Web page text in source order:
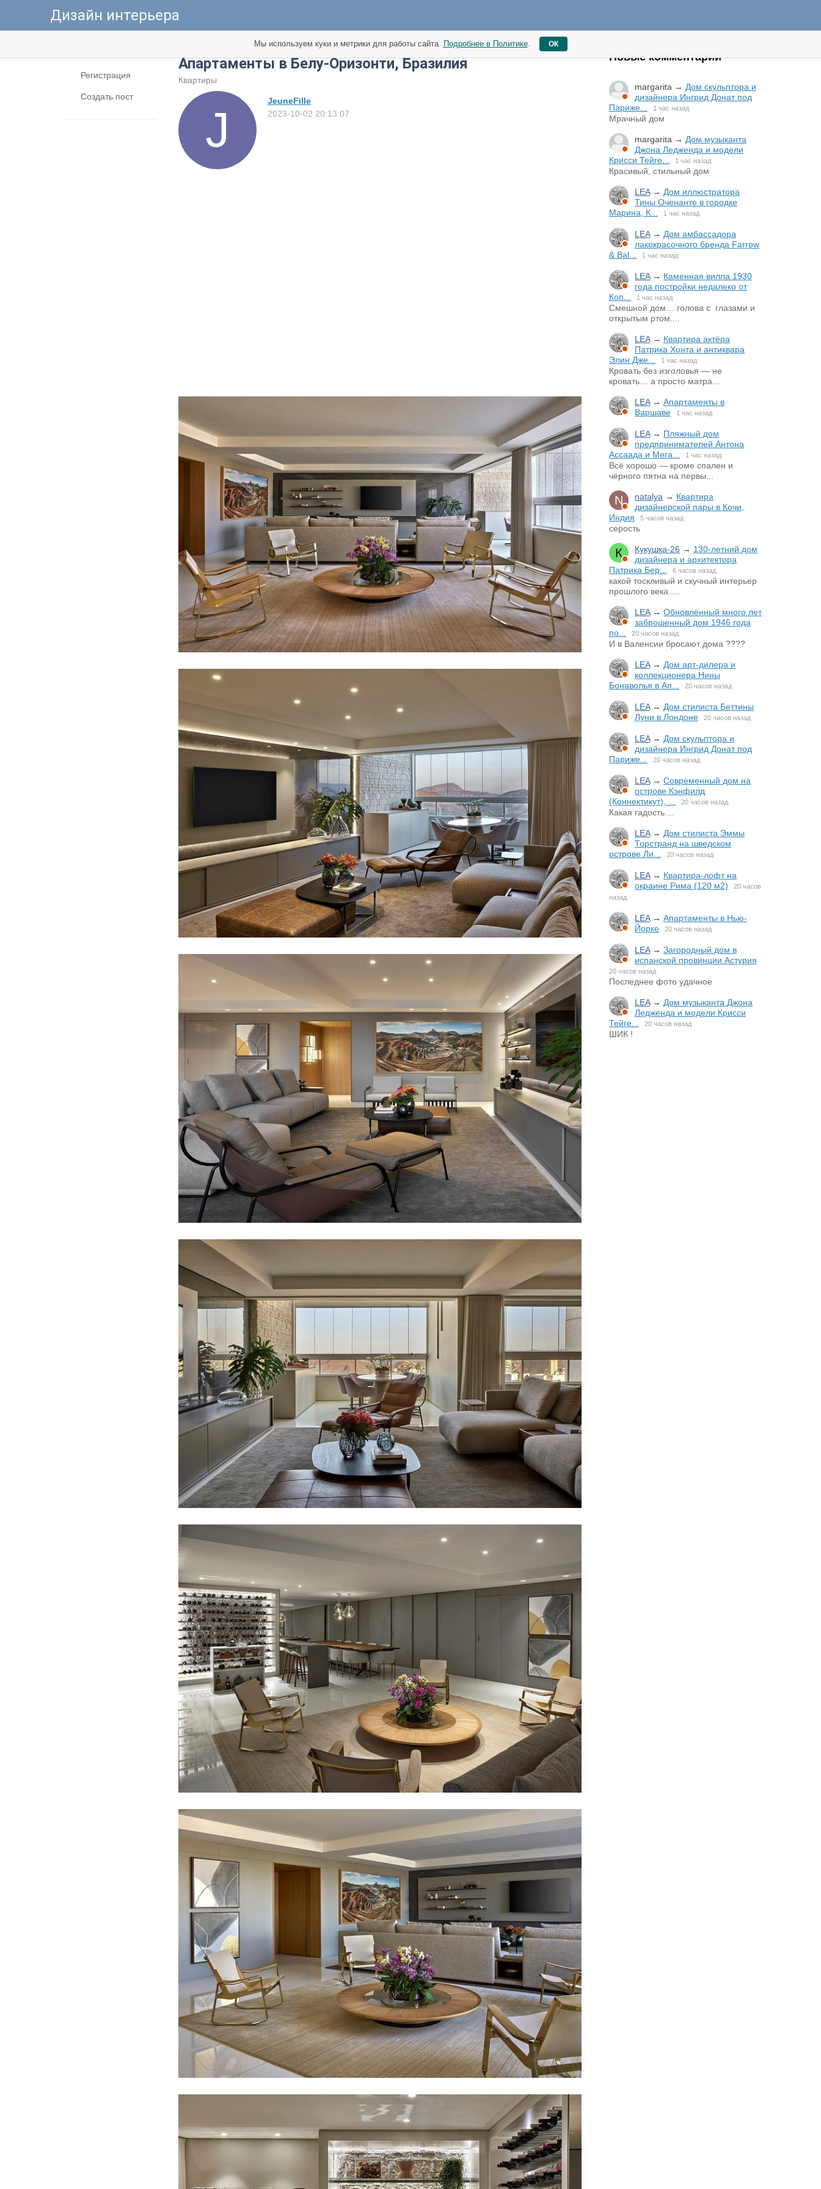
Дизайн интерьера
Регистрация
Создать пост
Новые комментарии
margarita → Дом скульптора и
дизайнера Ингрид Донат под
Париже...
1 час назад
Мрачный дом
margarita → Дом музыканта
Джона Ледженда и модели
Крисси Тейге...
1 час назад
Красивый, стильный дом
LEA→ Дом иллюстратора
Тины Оченанте в городке
Марина, К...
1 час назад
LEA→ Дом амбассадора
лакокрасочного бренда Farrow
& Bal...
1 час назад
LEA→ Каменная вилла 1930
года постройки недалеко от
Коп...
1 час назад
Смешной дом… голова с глазами и
открытым ртом....
LEA→ Квартира актёра
Патрика Хонта и антиквара
Элин Дже...
1 час назад
Кровать без изголовья — не
кровать… а просто матра...
LEA→ Апартаменты в
Варшаве
1 час назад
LEA→ Пляжный дом
предпринимателей Антона
Ассаада и Мега...
1 час назад
Всё хорошо — кроме спален и
чёрного пятна на первы...
natalya → Квартира
дизайнерской пары в Кочи,
Индия
5 часов назад
серость
Кукушка-26 → 130-летний дом
дизайнера и архитектора
Патрика Бер...
6 часов назад
какой тоскливый и скучный интерьер
прошлого века.....
LEA→ Обновлённый много лет
заброшенный дом 1946 года
по...
20 часов назад
И в Валенсии бросают дома ????
LEA→ Дом арт-дилера и
коллекционера Нины
Бонаволья в Ап...
20 часов назад
LEA→ Дом стилиста Беттины
Луни в Лондоне
20 часов назад
LEA→ Дом скульптора и
дизайнера Ингрид Донат под
Париже...
20 часов назад
LEA→ Современный дом на
острове Кэнфилд
(Коннектикут), ...
20 часов назад
Какая гадость....
LEA→ Дом стилиста Эммы
Торстранд на шведском
острове Ли...
20 часов назад
LEA→ Квартира-лофт на
окраине Рима (120 м2)
20 часов
назад
LEA→ Апартаменты в Нью-
Йорке
20 часов назад
LEA→ Загородный дом в
испанской провинции Астурия
20 часов назад
Последнее фото удачное
LEA→ Дом музыканта Джона
Ледженда и модели Крисси
Тейге...
20 часов назад
ШИК !
Апартаменты в Белу-Оризонти, Бразилия
Квартиры
JeuneFille
2023-10-02 20:13:07
Мы используем куки и метрики для работы сайта. Подробнее в Политике. ОК